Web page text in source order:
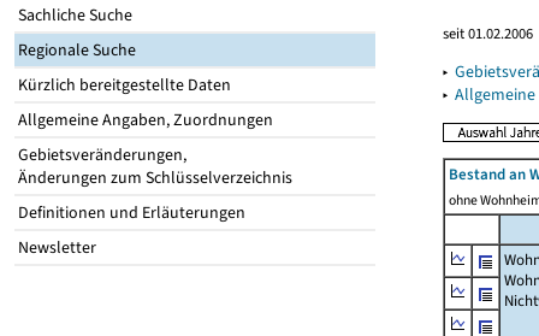
Sachliche Suche
Regionale Suche
Kürzlich bereitgestellte Daten
Allgemeine Angaben, Zuordnungen
Gebietsveränderungen,
Änderungen zum Schlüsselverzeichnis
Definitionen und Erläuterungen
Newsletter
seit 01.02.2006
▸
▸
Bestand an
ohne